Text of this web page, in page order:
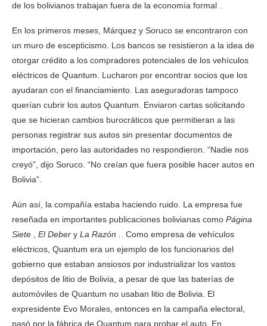
de los bolivianos trabajan fuera de la economía formal .
En los primeros meses, Márquez y Soruco se encontraron con
un muro de escepticismo. Los bancos se resistieron a la idea de
otorgar crédito a los compradores potenciales de los vehículos
eléctricos de Quantum. Lucharon por encontrar socios que los
ayudaran con el financiamiento. Las aseguradoras tampoco
querían cubrir los autos Quantum. Enviaron cartas solicitando
que se hicieran cambios burocráticos que permitieran a las
personas registrar sus autos sin presentar documentos de
importación, pero las autoridades no respondieron. “Nadie nos
creyó”, dijo Soruco. “No creían que fuera posible hacer autos en
Bolivia”.
Aún así, la compañía estaba haciendo ruido. La empresa fue
reseñada en importantes publicaciones bolivianas como Página
Siete , El Deber y La Razón .. Como empresa de vehículos
eléctricos, Quantum era un ejemplo de los funcionarios del
gobierno que estaban ansiosos por industrializar los vastos
depósitos de litio de Bolivia, a pesar de que las baterías de
automóviles de Quantum no usaban litio de Bolivia. El
expresidente Evo Morales, entonces en la campaña electoral,
pasó por la fábrica de Quantum para probar el auto. En